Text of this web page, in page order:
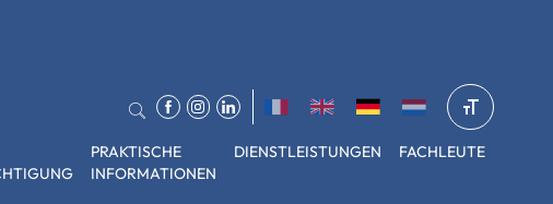
PRAKTISCHE
INFORMATIONEN
DIENSTLEISTUNGEN FACHLEUTE